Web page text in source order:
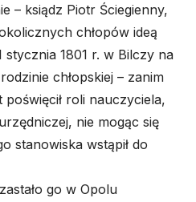
– ksiądz Piotr Ściegienny,
chłopów ideą
stycznia 1801 r. w Bilczy na
chłopskiej – zanim
poświęcił roli nauczyciela,
nie mogąc się
stanowiska wstąpił do
go w Opolu